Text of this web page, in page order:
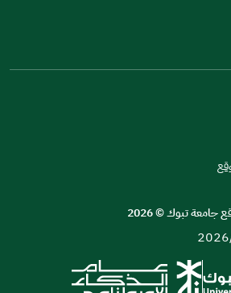
جامعة تبوك©
2026